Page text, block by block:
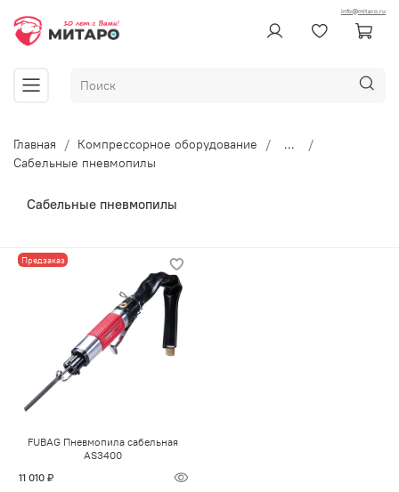
info@mitaro.ru
Главная Компрессорное оборудование
...
Сабельные пневмопилы
Сабельные пневмопилы
Предзаказ
FUBAG Пневмопила сабельная
AS3400
11 010 ₽